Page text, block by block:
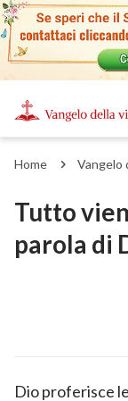
Home Vangelo
Tutto
parola di
Dio proferisce